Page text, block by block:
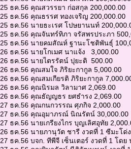
25 ธค.56 คุณสวรรยา ก่อสกุล 200,000.00
25 ธค.56 คุณธรรศ ทองเจริญ 200,000.00
25 ธค.56 นายธะเรศ โปษยานนท์
25 ธค.56 คุณจันทร์ทิภา จรัสพรประภา
25 ธค.56 นายคมสัณห์ ฐานะโชติพันธุ์
26 ธค.56 นายโกเมศ นาแจ้ง 3,000.00
26 ธค.56 นายไตรรัตน์ ปุยะติ 500.00
26 ธค.56 คุณสมใจ ภิริยะกากูล 5,000.00
26 ธค.56 คุณสมเกียรติ ภิริยะกากูล
26 ธค.56 คุณนิรมล วิลามาศ 2,069.00
26 ธค.56 คุณธัญญธร ยศธำรง 2,069.00
27 ธค.56 คุณกนกวรรณ ศุภกิจ 2,000.00
27 ธค.56 คุณอุมาภรณ์ นิณรัตน์ 30,000.00
27 ธค.56 นายเกรียงไกร บุญเลิศอุทัย
26 ธค.56 นายภานุวัต ชารี งวดที่ 1 ซีมะโด่
27 ธค.56 บจก. ทีพีจี เซ็นเตอร์ งวดที่ 1 โด